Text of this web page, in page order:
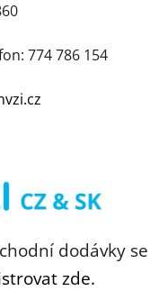
774 786 154
dodávky se
zde.